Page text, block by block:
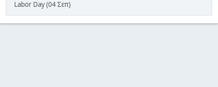
Labor Day (04 Σεπ)